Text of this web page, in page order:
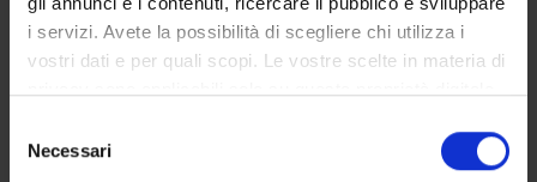
i servizi. Avete la possibilità di scegliere chi utilizza i
vostri dati e per quali scopi. Le vostre scelte in materia di
modificare o revocare il proprio consenso in qualsiasi
momento dalla Dichiarazione sui cookie o facendo clic
delNecessari
Governing bodies
Faculty staff
Documents